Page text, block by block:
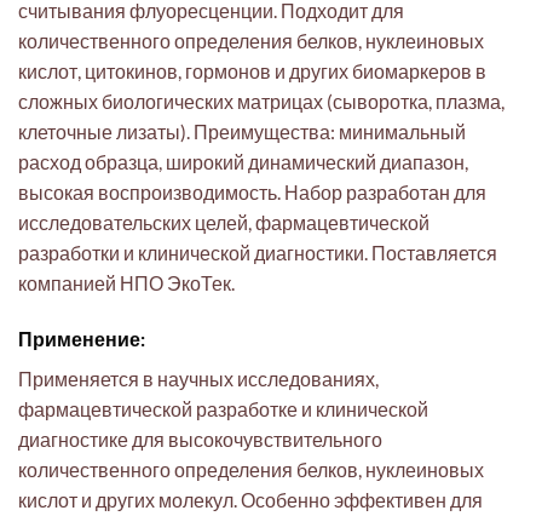
считывания флуоресценции. Подходит для
количественного определения белков, нуклеиновых
кислот, цитокинов, гормонов и других биомаркеров в
сложных биологических матрицах (сыворотка, плазма,
клеточные лизаты). Преимущества: минимальный
расход образца, широкий динамический диапазон,
высокая воспроизводимость. Набор разработан для
исследовательских целей, фармацевтической
разработки и клинической диагностики. Поставляется
компанией НПО ЭкоТек.
Применение:
Применяется в научных исследованиях,
фармацевтической разработке и клинической
диагностике для высокочувствительного
количественного определения белков, нуклеиновых
кислот и других молекул. Особенно эффективен для